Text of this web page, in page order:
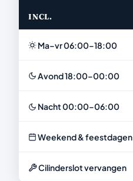
INCL.
Ma–vr 06:00–18:00
Avond 18:00–00:00
Nacht 00:00–06:00
Weekend & feestdagen
Cilinderslot vervangen